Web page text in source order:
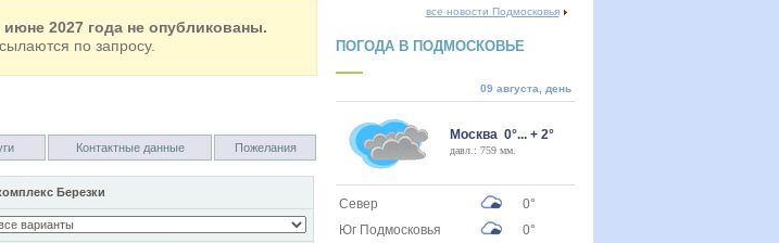
2027 года не опубликованы.
по запросу.
Контактные данные Пожелания
Березки
все новости Подмосковья
ПОГОДА В ПОДМОСКОВЬЕ
09 августа, день
Москва 0°... + 2°
давл.: 759 мм.
Север
0°
Юг Подмосковья
0°